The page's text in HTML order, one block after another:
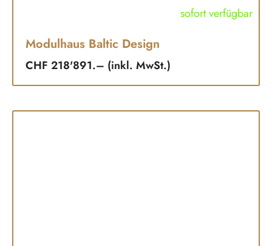
sofort verfügbar
Modulhaus Baltic Design
CHF 218'891.– (inkl. MwSt.)